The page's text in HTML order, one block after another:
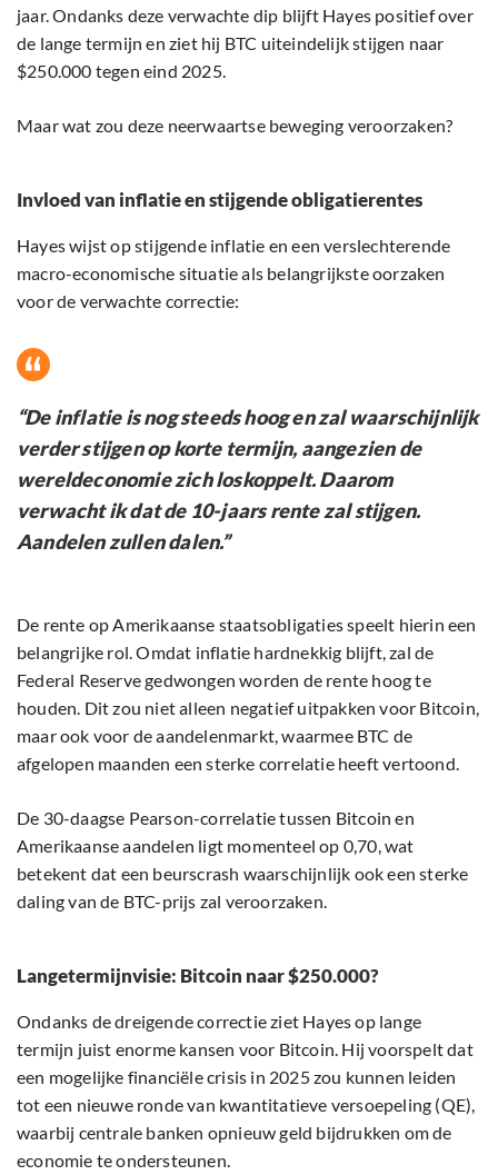
jaar. Ondanks deze verwachte dip blijft Hayes positief over
de lange termijn en ziet hij BTC uiteindelijk stijgen naar
$250.000 tegen eind 2025.
Maar wat zou deze neerwaartse beweging veroorzaken?
Invloed van inflatie en stijgende obligatierentes
Hayes wijst op stijgende inflatie en een verslechterende
macro-economische situatie als belangrijkste oorzaken
voor de verwachte correctie:
“De inflatie is nog steeds hoog en zal waarschijnlijk
verder stijgen op korte termijn, aangezien de
wereldeconomie zich loskoppelt. Daarom
verwacht ik dat de 10-jaars rente zal stijgen.
Aandelen zullen dalen.”
De rente op Amerikaanse staatsobligaties speelt hierin een
belangrijke rol. Omdat inflatie hardnekkig blijft, zal de
Federal Reserve gedwongen worden de rente hoog te
houden. Dit zou niet alleen negatief uitpakken voor Bitcoin,
maar ook voor de aandelenmarkt, waarmee BTC de
afgelopen maanden een sterke correlatie heeft vertoond.
De 30-daagse Pearson-correlatie tussen Bitcoin en
Amerikaanse aandelen ligt momenteel op 0,70, wat
betekent dat een beurscrash waarschijnlijk ook een sterke
daling van de BTC-prijs zal veroorzaken.
Langetermijnvisie: Bitcoin naar $250.000?
Ondanks de dreigende correctie ziet Hayes op lange
termijn juist enorme kansen voor Bitcoin. Hij voorspelt dat
een mogelijke financiële crisis in 2025 zou kunnen leiden
tot een nieuwe ronde van kwantitatieve versoepeling (QE),
waarbij centrale banken opnieuw geld bijdrukken om de
economie te ondersteunen.